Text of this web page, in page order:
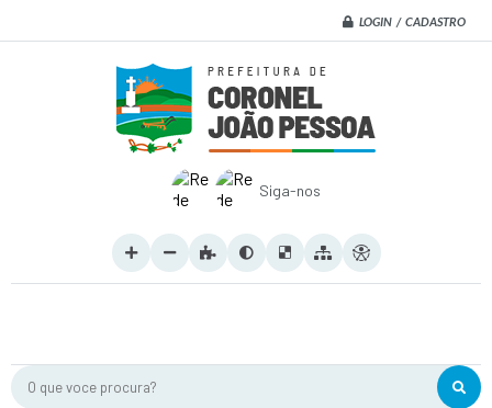
LOGIN / CADASTRO
O que voce procura?
Siga-nos